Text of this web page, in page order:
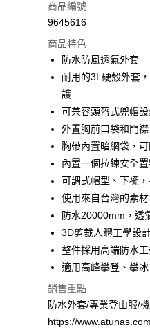
合作金庫商業銀行
華南商業銀行
上海商業儲蓄銀行
國泰世華商業銀行
臺灣中小企業銀行
聯邦商業銀行
元大商業銀行
玉山商業銀行
台新國際商業銀行
台灣樂天信用卡公司
6 期 0 利率 每期
華南商業銀行
上海商業儲蓄銀行
國泰世華商業銀行
臺灣中小企業銀行
匯豐（台灣）商業銀行
元大商業銀行
玉山商業銀行
台新國際商業銀行
台灣樂天信用卡公司
LINE Pay
Apple Pay
悠遊付
Google Pay
全盈+PAY
大哥付你分期
相關說明
【大哥付你分期使用說明
2.付款方式選擇「大哥付
流程，驗證手機門號後，
完成交易。
3.實際核准額度、可分期
4.訂單成立30分鐘內，如
消。如遇「轉專審核」未
無法說明評估內容。
【繳款方式說明】
1.分期款項不併入電信帳
ATM付款
運送方式
新竹貨運
每筆NT$80，滿
付款後門市自取
商品編號
9645616
商品特色
防水防風透氣外套
耐用的3L硬殼外套
護
可兼容頭盔式兜帽
外置胸前口袋和門
胸帶內置暗網袋，
內置一個拉鍊安全
可調式帽型、下襬
使用來自台灣的素
防水20000mm，透
3D剪裁人體工學設
整件採用高端防水
適用高峰攀登、攀
銷售重點
防水外套/專業登山服/
https://